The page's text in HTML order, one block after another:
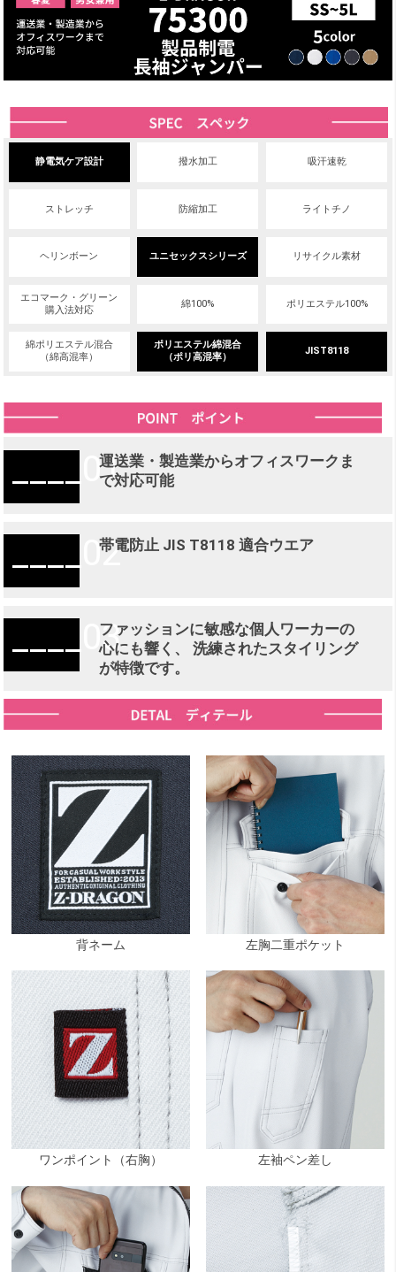
静電気ケア設計 撥水加工 吸汗速乾
ストレッチ 防縮加工 ライトチノ
ヘリンボーン ユニセックスシリーズ リサイクル素材
エコマーク・グリーン
購入法対応
綿100% ポリエステル100%
綿ポリエステル混合
（綿高混率）
ポリエステル綿混合
（ポリ高混率）
JIST8118
01
運送業・製造業からオフィスワークま
で対応可能
02
帯電防止 JIS T8118 適合ウエア
03
ファッションに敏感な個人ワーカーの
心にも響く、 洗練されたスタイリング
が特徴です。
背ネーム 左胸二重ポケット
ワンポイント（右胸） 左袖ペン差し